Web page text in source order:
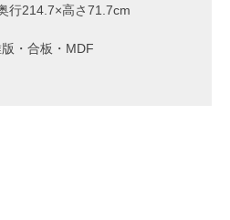
行214.7×高さ71.7cm
・合板・MDF